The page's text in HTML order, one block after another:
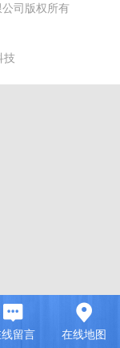
司版权所有
技
留言 在线地图